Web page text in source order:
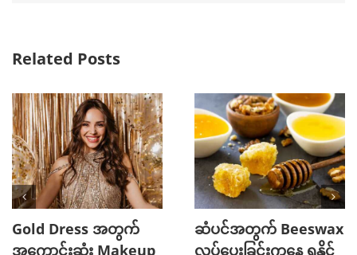
Related Posts
Gold Dress အတွက်
အကောင်းဆုံး Makeup
ဆံပင်အတွက် Beeswax
လုပ်ပေးခြင်းကနေ ရနိုင်